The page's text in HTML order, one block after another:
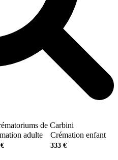
de Carbini
adulte
Crémation enfant
333 €